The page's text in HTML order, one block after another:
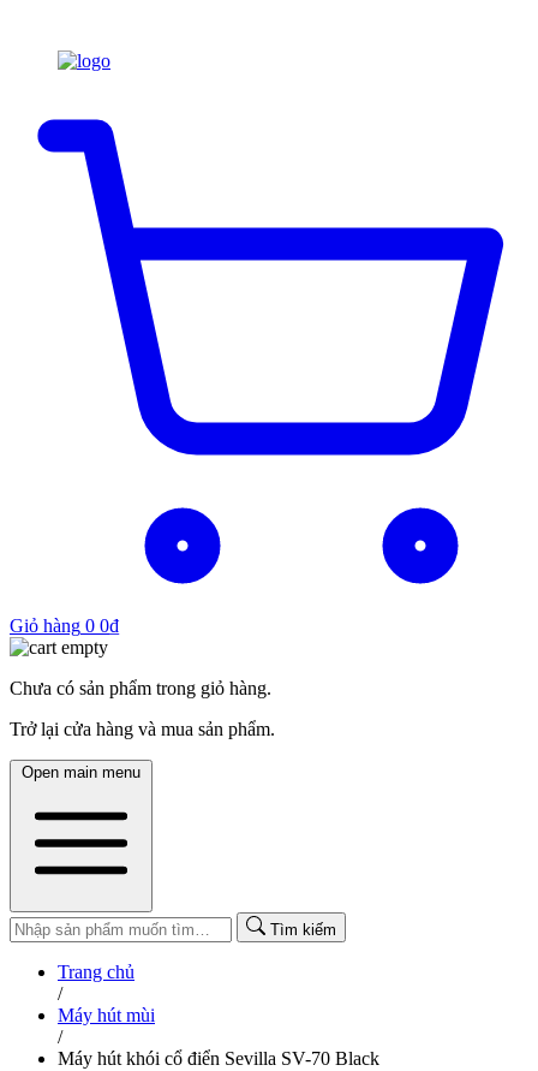
Giỏ hàng 0 0₫
Chưa có sản phẩm trong giỏ hàng.
Trở lại cửa hàng và mua sản phẩm.
Open main menu
Tìm kiếm
Trang chủ
/
Máy hút mùi
/
Máy hút khói cổ điển Sevilla SV-70 Black